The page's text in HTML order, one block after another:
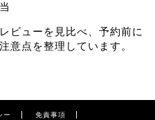
ビューを見比べ、予約前に
意点を整理しています。
ー 免責事項